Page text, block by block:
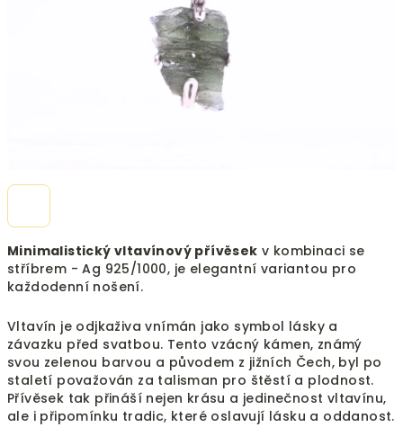
Minimalistický vltavínový přívěsek v kombinaci se
stříbrem - Ag 925/1000, je elegantní variantou pro
každodenní nošení.
Vltavín je odjkaživa vnímán jako symbol lásky a
závazku před svatbou. Tento vzácný kámen, známý
svou zelenou barvou a původem z jižních Čech, byl po
staletí považován za talisman pro štěstí a plodnost.
Přívěsek tak přináší nejen krásu a jedinečnost vltavínu,
ale i připomínku tradic, které oslavují lásku a oddanost.